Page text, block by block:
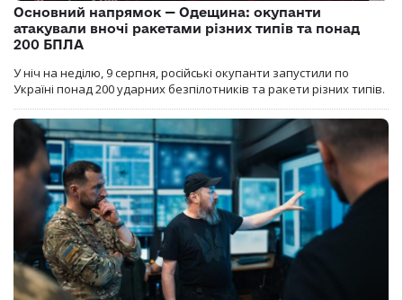
Основний напрямок — Одещина: окупанти
атакували вночі ракетами різних типів та понад
200 БПЛА
У ніч на неділю, 9 серпня, російські окупанти запустили по
Україні понад 200 ударних безпілотників та ракети різних типів.